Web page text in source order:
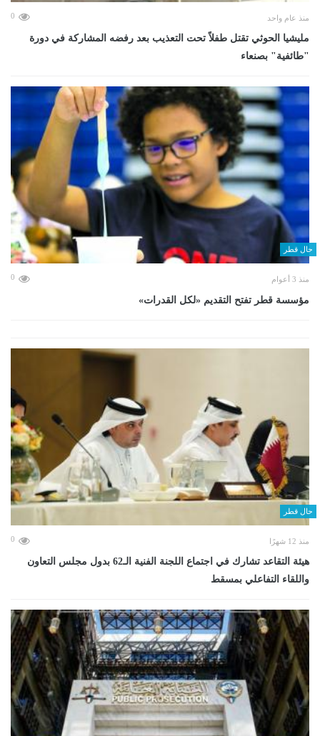
منذ عام واحد 0
مليشيا الحوثي تقتل طفلاً تحت التعذيب بعد رفضه المشاركة في دورة
"طائفية" بصنعاء
حال قطر
منذ 3 أعوام 0
مؤسسة قطر تفتح التقديم «لكل القدرات»
حال قطر
منذ 12 شهرًا 0
هيئة التقاعد تشارك في اجتماع اللجنة الفنية الـ62 بدول مجلس التعاون
واللقاء التفاعلي بمسقط